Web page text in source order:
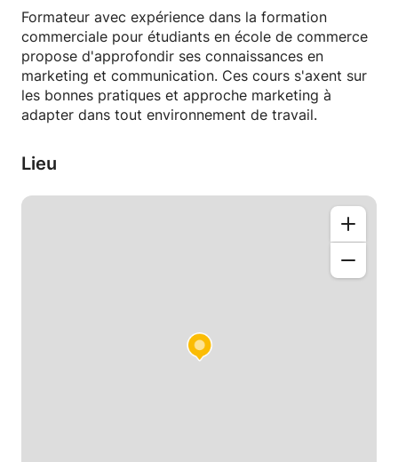
Formateur avec expérience dans la formation
commerciale pour étudiants en école de commerce
propose d'approfondir ses connaissances en
marketing et communication. Ces cours s'axent sur
les bonnes pratiques et approche marketing à
adapter dans tout environnement de travail.
Lieu